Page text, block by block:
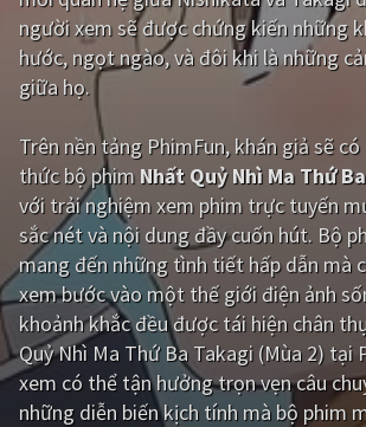
Giật gân Gia đình
Bí ẩn
Viễn Tây Tiểu sử
GameShow DramaTV
QUỐC GIA
Âu - Mỹ Trung
Hàn Quốc Nhật Bản
Ấn Độ Việt Nam
người xem sẽ được chứng kiến những
hước, ngọt ngào, và đôi khi là những
giữa họ.
Trên nền tảng PhimFun, khán giả sẽ
thức bộ phim Nhất Quỷ Nhì Ma Thứ
với trải nghiệm xem phim trực tuyến
sắc nét và nội dung đầy cuốn hút. Bộ
mang đến những tình tiết hấp dẫn mà
xem bước vào một thế giới điện ảnh
khoảnh khắc đều được tái hiện chân
Quỷ Nhì Ma Thứ Ba Takagi (Mùa 2) tại
xem có thể tận hưởng trọn vẹn câu
những diễn biến kịch tính mà bộ phim